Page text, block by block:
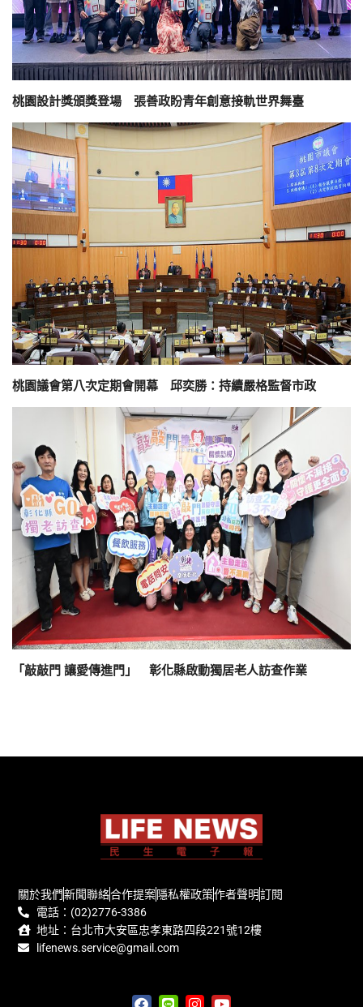
桃園設計獎頒獎登場 張善政盼青年創意接軌世界舞臺
桃園議會第八次定期會開幕 邱奕勝：持續嚴格監督市政
「敲敲門 讓愛傳進門」 彰化縣啟動獨居老人訪查作業
關於我們新聞聯絡合作提案隱私權政策作者聲明訂閱
電話：(02)2776-3386
地址：台北市大安區忠孝東路四段221號12樓
lifenews.service@gmail.com